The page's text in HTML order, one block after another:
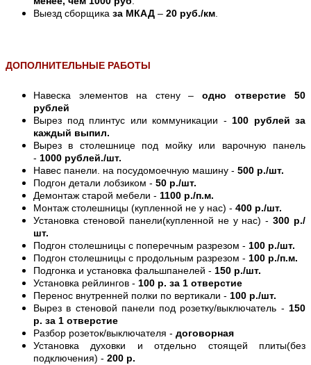
Выезд сборщика за МКАД – 20 руб./км
ДОПОЛНИТЕЛЬНЫЕ РАБОТЫ
Навеска элементов на стену –одно отверстие 50
рублей
Вырез под плинтус или коммуникации - 100 рублей за
каждый выпил.
Вырез в столешнице под мойку или варочную панель
- 1000 рублей./шт.
Навес панели. на посудомоечную машину - 500 р./шт.
Подгон детали лобзиком - 50 р./шт.
Демонтаж старой мебели - 1100 р./п.м.
Монтаж столешницы (купленной не у нас) - 400 р./шт.
Установка стеновой панели(купленной не у нас) -300 р./
шт.
Подгон столешницы с поперечным разрезом - 100 р./шт.
Подгон столешницы с продольным разрезом - 100 р./п.м.
Подгонка и установка фальшпанелей - 150 р./шт.
Установка рейлингов - 100 р. за 1 отверстие
Перенос внутренней полки по вертикали - 100 р./шт.
Вырез в стеновой панели под розетку/выключатель - 150
р. за 1 отверстие
Разбор розеток/выключателя - договорная
Установка духовки и отдельно стоящей плиты(без
подключения) - 200 р.